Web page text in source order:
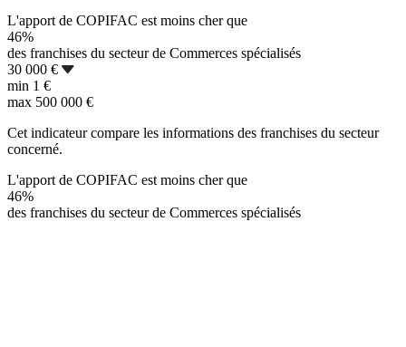
L'apport de COPIFAC est moins cher que
46%
des franchises du secteur de Commerces spécialisés
30 000 €
min 1 €
max 500 000 €
Cet indicateur compare les informations des franchises du secteur
concerné.
L'apport de COPIFAC est moins cher que
46%
des franchises du secteur de Commerces spécialisés